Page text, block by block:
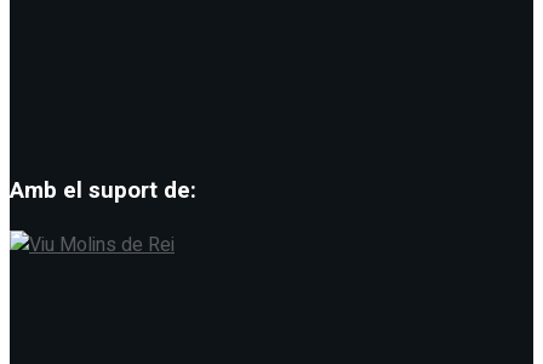
Amb el suport de: